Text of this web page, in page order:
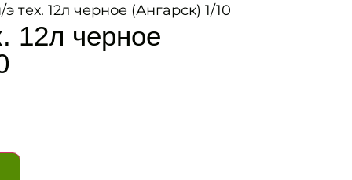
тех. 12л черное (Ангарск) 1/10
12л черное